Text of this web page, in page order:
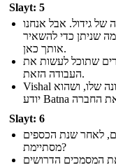
Slayt: 5
של גידול. אבל אנחנו
שניתן כדי להשאיר
אותך כאן.
שתוכל לעשות את
העבודה הזאת.
Vishal מאותת כי הביקוש של כריס הוא מעבר השורה התחתונה שלו, ושהוא
Slayt: 6
6.5% וסקירה לאחר 8 חודשים, לאחר שנת הכספים
מסתיימת?